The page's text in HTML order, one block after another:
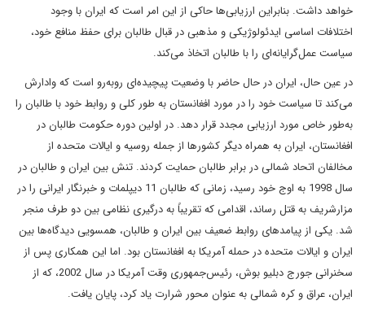
خواهد داشت. بنابراین ارزیابی‌ها حاکی از این امر است که ایران با وجود
اختلافات اساسی ایدئولوژیکی و مذهبی در قبال طالبان برای حفظ منافع خود،
سیاست عمل‌گرایانه‌ای را با طالبان اتخاذ می‌کند.
در عین حال، ایران در حال حاضر با وضعیت پیچیده‌ای روبه‌رو است که وادارش
می‌کند تا سیاست خود را در مورد افغانستان به طور کلی و روابط خود با طالبان را
به‌طور خاص مورد ارزیابی مجدد قرار دهد. در اولین دوره حکومت طالبان در
افغانستان، ایران به همراه دیگر کشورها از جمله روسیه و ایالات متحده از
مخالفان اتحاد شمالی در برابر طالبان حمایت کردند. تنش بین ایران و طالبان در
سال 1998 به اوج خود رسید، زمانی که طالبان 11 دیپلمات و خبرنگار ایرانی را در
مزارشریف به قتل رساند، اقدامی که تقریباً به درگیری نظامی بین دو طرف منجر
شد. یکی از پیامدهای روابط ضعیف بین ایران و طالبان، همسویی دیدگاه‌ها بین
ایران و ایالات متحده در حمله آمریکا به افغانستان بود. اما این همکاری پس از
سخنرانی جورج دبلیو بوش، رئیس‌جمهوری وقت آمریکا در سال 2002، که از
ایران، عراق و کره شمالی به عنوان محور شرارت یاد کرد، پایان یافت.